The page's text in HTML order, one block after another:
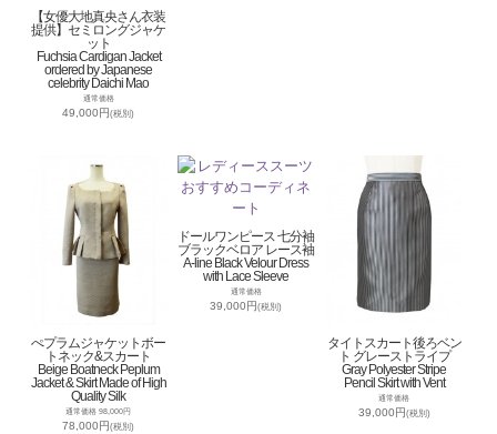
【女優大地真央さん衣装
提供】セミロングジャケ
ット
Fuchsia Cardigan Jacket
ordered by Japanese
celebrity Daichi Mao
通常価格
49,000円(税別)
ぺプラムジャケットボー
トネック&スカート
Beige Boatneck Peplum
Jacket & Skirt Made of High
Quality Silk
通常価格 98,000円
78,000円(税別)
ドールワンピース 七分袖
ブラックベロア レース袖
A-line Black Velour Dress
with Lace Sleeve
通常価格
39,000円(税別)
タイトスカート後ろベン
ト グレーストライプ
Gray Polyester Stripe
Pencil Skirt with Vent
通常価格
39,000円(税別)